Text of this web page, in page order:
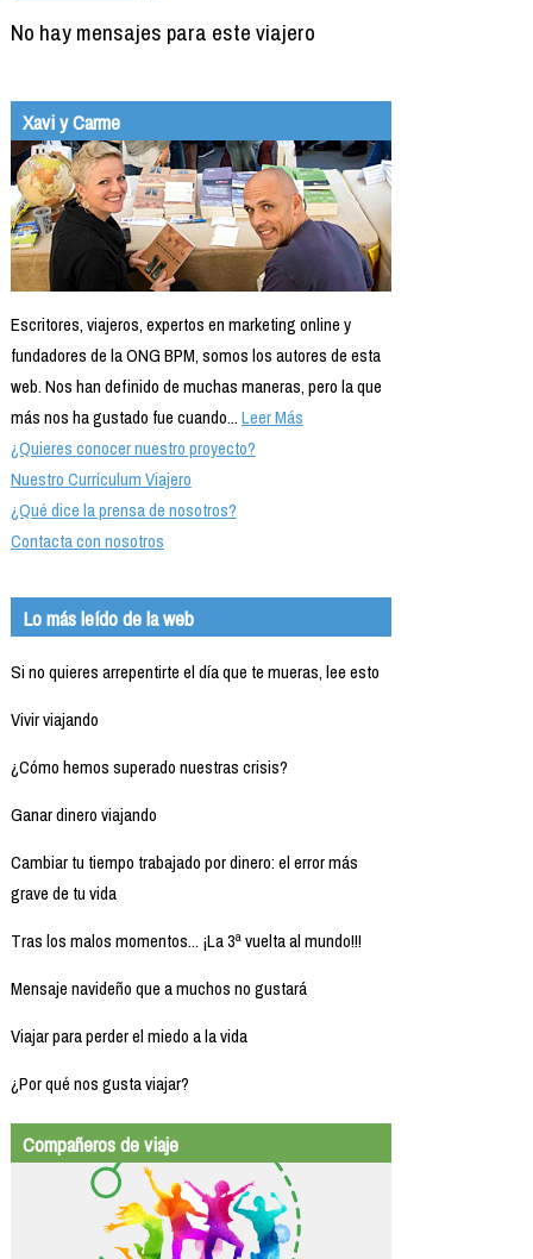
No hay mensajes para este viajero
Xavi y Carme
Escritores, viajeros, expertos en marketing online y
fundadores de la ONG BPM, somos los autores de esta
web. Nos han definido de muchas maneras, pero la que
más nos ha gustado fue cuando...Leer Más
¿Quieres conocer nuestro proyecto?
Nuestro Currículum Viajero
¿Qué dice la prensa de nosotros?
Contacta con nosotros
Lo más leído de la web
Si no quieres arrepentirte el día que te mueras, lee esto
Vivir viajando
¿Cómo hemos superado nuestras crisis?
Ganar dinero viajando
Cambiar tu tiempo trabajado por dinero: el error más
grave de tu vida
Tras los malos momentos... ¡La 3ª vuelta al mundo!!!
Mensaje navideño que a muchos no gustará
Viajar para perder el miedo a la vida
¿Por qué nos gusta viajar?
Compañeros de viaje